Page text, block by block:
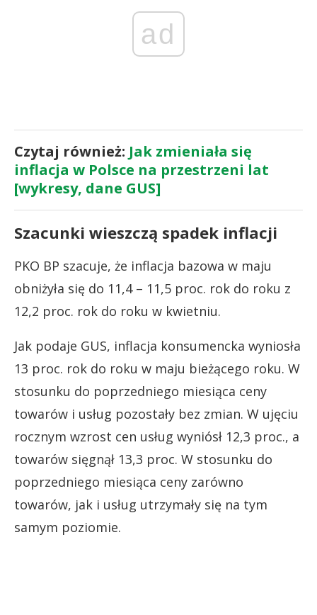
ad
Czytaj również: Jak zmieniała się
inflacja w Polsce na przestrzeni lat
[wykresy, dane GUS]
Szacunki wieszczą spadek inflacji
PKO BP szacuje, że inflacja bazowa w maju
obniżyła się do 11,4 – 11,5 proc. rok do roku z
12,2 proc. rok do roku w kwietniu.
Jak podaje GUS, inflacja konsumencka wyniosła
13 proc. rok do roku w maju bieżącego roku. W
stosunku do poprzedniego miesiąca ceny
towarów i usług pozostały bez zmian. W ujęciu
rocznym wzrost cen usług wyniósł 12,3 proc., a
towarów sięgnął 13,3 proc. W stosunku do
poprzedniego miesiąca ceny zarówno
towarów, jak i usług utrzymały się na tym
samym poziomie.